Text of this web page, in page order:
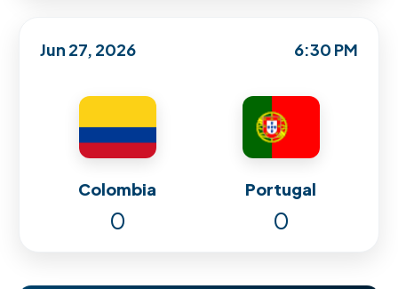
Jun 27, 2026 6:30 PM
Colombia Portugal
0 0